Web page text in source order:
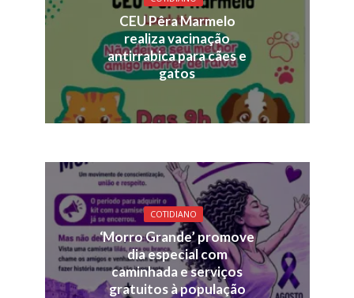
CEU Pêra Marmelo
realiza vacinação
antirrabica para cães e
gatos
COTIDIANO
‘Morro Grande’ promove
dia especial com
caminhada e serviços
gratuitos à população